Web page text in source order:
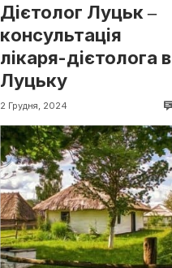
Дієтолог Луцьк ‒
консультація
лікаря-дієтолога в
Луцьку
2 Грудня, 2024